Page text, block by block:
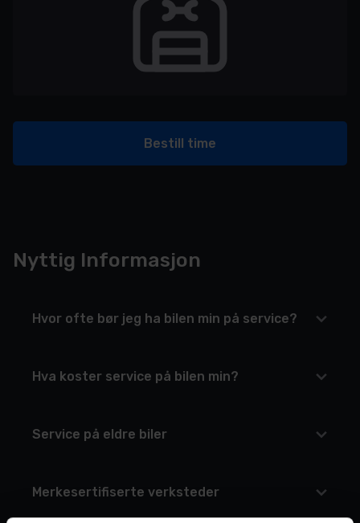
Bestill time
Nyttig Informasjon
Hvor ofte bør jeg ha bilen min på service?
Hva koster service på bilen min?
Service på eldre biler
Merkesertifiserte verksteder